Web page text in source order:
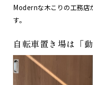
Modernな木こりの工務店
す。
自転車置き場は「